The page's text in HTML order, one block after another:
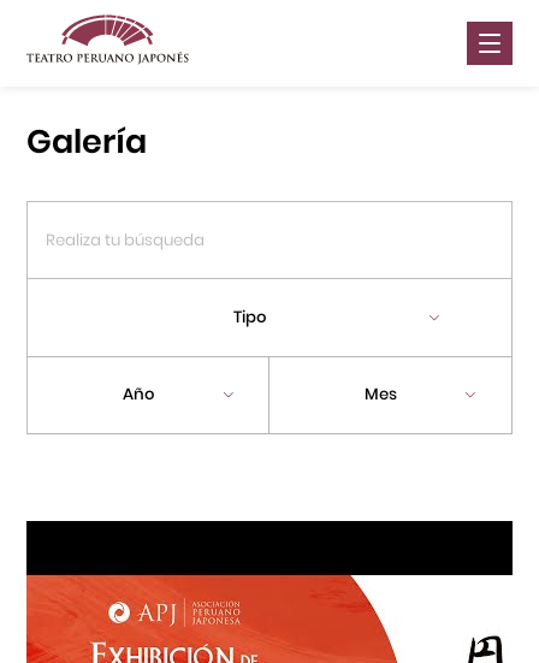
Centro Cultural Peruano Japonés
Teatro Peruano Japonés
Galería
Tipo
Año Mes